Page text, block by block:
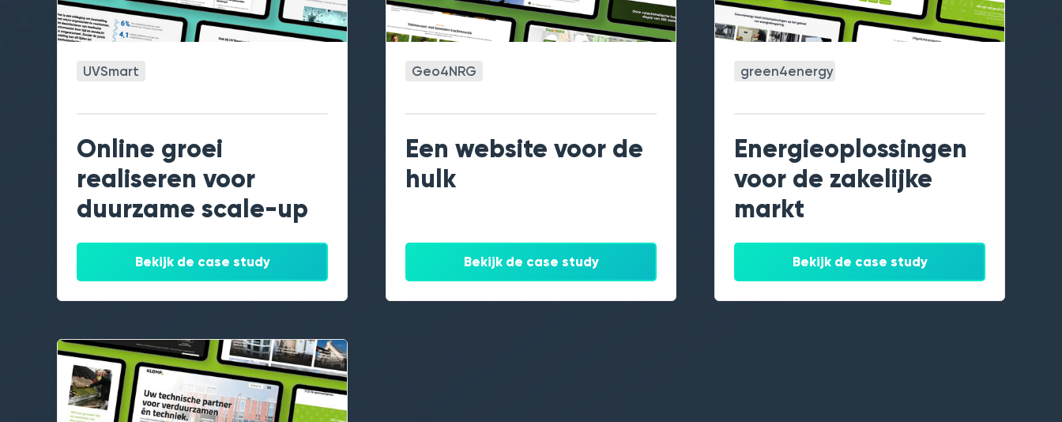
UVSmart
Online groei
realiseren voor
duurzame scale-up
Bekijk de case study
Geo4NRG
Een website voor de
hulk
Bekijk de case study
green4energy
Energieoplossingen
voor de zakelijke
markt
Bekijk de case study